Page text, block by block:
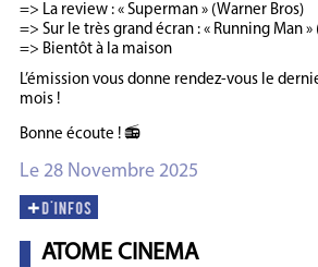
=> La review : « Superman » (Warner Bros)
=> Sur le très grand écran : « Running Man
=> Bientôt à la maison
L’émission vous donne rendez-vous le
mois !
Bonne écoute ! 📻
Le 28 Novembre 2025
ATOME CINEMA